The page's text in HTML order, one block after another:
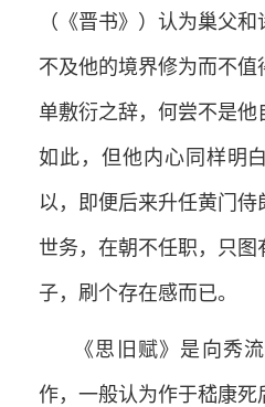
（《晋书》）认为巢父和
不及他的境界修为而不
单敷衍之辞，何尝不是
如此，但他内心同样明
以，即便后来升任黄门
世务，在朝不任职，只
子，刷个存在感而已。
《思旧赋》是向秀
作，一般认为作于嵇康死